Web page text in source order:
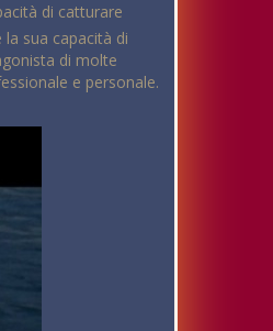
di catturare
sua capacità di
di molte
e personale.